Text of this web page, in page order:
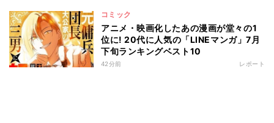
コミック
アニメ・映画化したあの漫画が堂々の1
位に! 20代に人気の「LINEマンガ」7月
下旬ランキングベスト10
42分前 レポート